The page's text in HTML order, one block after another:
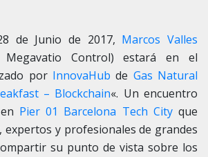
de Junio de 2017, Marcos Valles
Megavatio Control) estará en el
por InnovaHub de Gas Natural
– Blockchain«. Un encuentro
Pier 01 Barcelona Tech Cityque
, expertos y profesionales de grandes
su punto de vista sobre los